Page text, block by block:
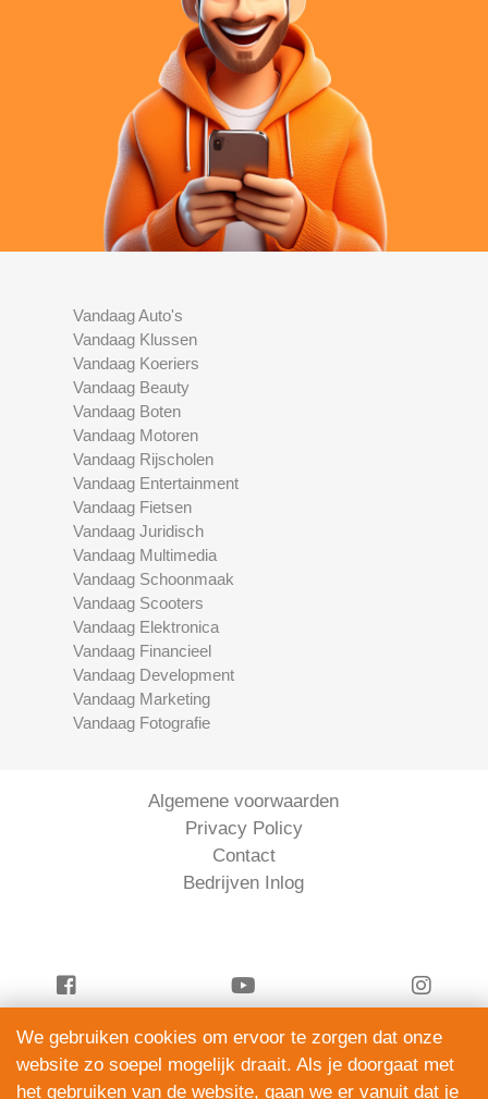
Vandaag Auto's
Vandaag Klussen
Vandaag Koeriers
Vandaag Beauty
Vandaag Boten
Vandaag Motoren
Vandaag Rijscholen
Vandaag Entertainment
Vandaag Fietsen
Vandaag Juridisch
Vandaag Multimedia
Vandaag Schoonmaak
Vandaag Scooters
Vandaag Elektronica
Vandaag Financieel
Vandaag Development
Vandaag Marketing
Vandaag Fotografie
Algemene voorwaarden
Privacy Policy
Contact
Bedrijven Inlog
Vandaag Financieel is onderdeel van
ServiceRight B.V. | KVK 90914872
We gebruiken cookies om ervoor te zorgen dat onze
website zo soepel mogelijk draait. Als je doorgaat met
het gebruiken van de website, gaan we er vanuit dat je